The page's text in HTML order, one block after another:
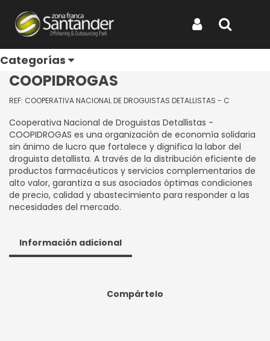
Categorías
COOPERATIVA NACIONAL DE DROGUISTAS DETALLISTAS -
COOPIDROGAS
COOPERATIVA NACIONAL DE
DROGUISTAS DETALLISTAS -
COOPIDROGAS
REF: COOPERATIVA NACIONAL DE DROGUISTAS DETALLISTAS - C
Cooperativa Nacional de Droguistas Detallistas -
COOPIDROGAS es una organización de economía solidaria
sin ánimo de lucro que fortalece y dignifica la labor del
droguista detallista. A través de la distribución eficiente de
productos farmacéuticos y servicios complementarios de
alto valor, garantiza a sus asociados óptimas condiciones
de precio, calidad y abastecimiento para responder a las
necesidades del mercado.
Información adicional
Compártelo